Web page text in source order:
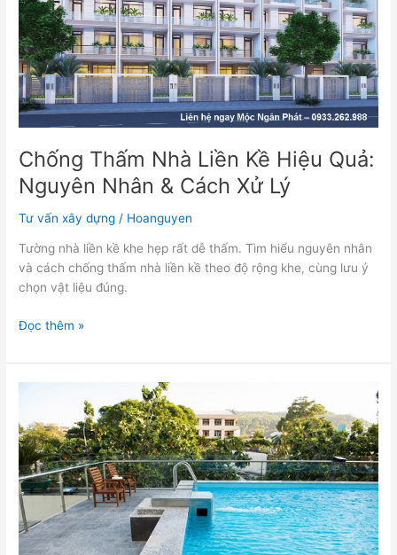
Chống Thấm Nhà Liền Kề Hiệu Quả:
Nguyên Nhân & Cách Xử Lý
Tư vấn xây dựng / Hoanguyen
Tường nhà liền kề khe hẹp rất dễ thấm. Tìm hiểu nguyên nhân
và cách chống thấm nhà liền kề theo độ rộng khe, cùng lưu ý
chọn vật liệu đúng.
Hiệu
Quả:
Nguyên
Nhân
&
Cách
Lý
Đọc thêm »
Hồ
Bơi,
Hồ
Cá
Trên
Sân
Thượng: